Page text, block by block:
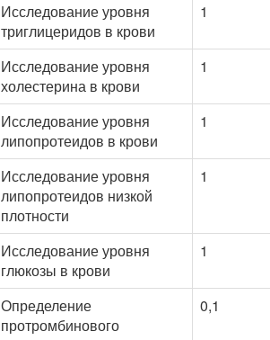
Исследование уровня
триглицеридов в крови
1
Исследование уровня
холестерина в крови
1
Исследование уровня
липопротеидов в крови
1
Исследование уровня
липопротеидов низкой
плотности
1
Исследование уровня
глюкозы в крови
1
Определение
протромбинового
0,1